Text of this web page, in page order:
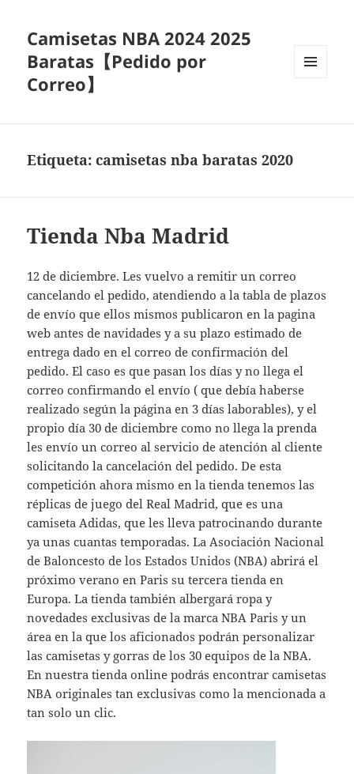
Camisetas NBA 2024 2025
Baratas【Pedido por
Correo】
Etiqueta:camisetas nba baratas 2020
Tienda Nba Madrid
12 de diciembre. Les vuelvo a remitir un correo
cancelando el pedido, atendiendo a la tabla de plazos
de envío que ellos mismos publicaron en la pagina
web antes de navidades y a su plazo estimado de
entrega dado en el correo de confirmación del
pedido. El caso es que pasan los días y no llega el
correo confirmando el envío ( que debía haberse
realizado según la página en 3 días laborables), y el
propio día 30 de diciembre como no llega la prenda
les envío un correo al servicio de atención al cliente
solicitando la cancelación del pedido. De esta
competición ahora mismo en la tienda tenemos las
réplicas de juego del Real Madrid, que es una
camiseta Adidas, que les lleva patrocinando durante
ya unas cuantas temporadas. La Asociación Nacional
de Baloncesto de los Estados Unidos (NBA) abrirá el
próximo verano en Paris su tercera tienda en
Europa. La tienda también albergará ropa y
novedades exclusivas de la marca NBA Paris y un
área en la que los aficionados podrán personalizar
las camisetas y gorras de los 30 equipos de la NBA.
En nuestra tienda online podrás encontrar camisetas
NBA originales tan exclusivas como la mencionada a
tan solo un clic.